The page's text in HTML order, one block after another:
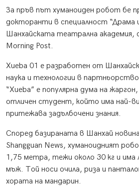
За пръв път хуманоиден робот бе
докторанти в специалност “Драма
Шанхайската театрална академия,
Morning Post.
Xueba 01 е разработен от
наука и технологии в
“Xueba” е популярна дума на
отличен студент, който има най-
притежава задълбочени знания.
Според базираната в Шанхай
Shangguan News, хуманоидният
1,75 метра, тежи около 30 кг и има
мъж. Той носи очила, риза и
хората на мандарин.